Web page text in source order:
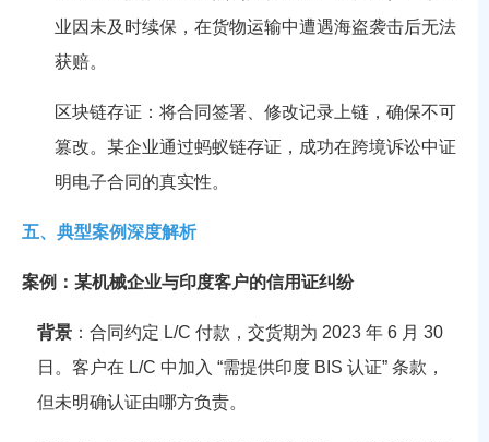
业因未及时续保，在货物运输中遭遇海盗袭击后无法
获赔。
区块链存证：将合同签署、修改记录上链，确保不可
篡改。某企业通过蚂蚁链存证，成功在跨境诉讼中证
明电子合同的真实性。
五、典型案例深度解析
案例：某机械企业与印度客户的信用证纠纷
背景 ：合同约定 L/C 付款，交货期为 2023 年 6 月 30
日。客户在 L/C 中加入 “需提供印度 BIS 认证” 条款，
但未明确认证由哪方负责。